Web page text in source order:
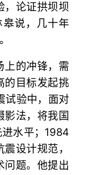
，论证拱坝坝
说，几十年
上的冲锋，需
的目标发起挑
试验中，面对
法，将我国
水平；1984
设计规范，
问题。他提出